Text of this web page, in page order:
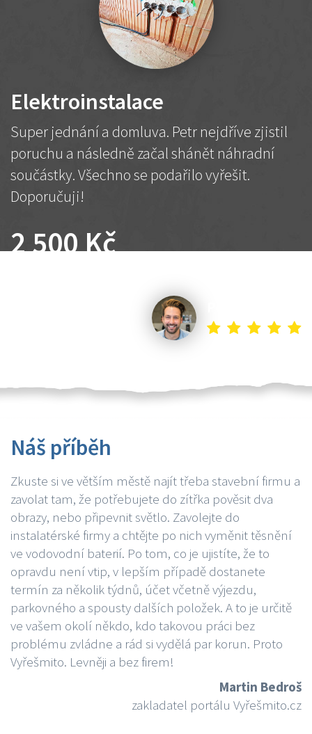
Elektroinstalace
Super jednání a domluva. Petr nejdříve zjistil
poruchu a následně začal shánět náhradní
součástky. Všechno se podařilo vyřešit.
Doporučuji!
2 500 Kč
Náš příběh
Zkuste si ve větším městě najít třeba stavební firmu a
zavolat tam, že potřebujete do zítřka pověsit dva
obrazy, nebo připevnit světlo. Zavolejte do
instalatérské firmy a chtějte po nich vyměnit těsnění
ve vodovodní baterií. Po tom, co je ujistíte, že to
opravdu není vtip, v lepším případě dostanete
termín za několik týdnů, účet včetně výjezdu,
parkovného a spousty dalších položek. A to je určitě
ve vašem okolí někdo, kdo takovou práci bez
problému zvládne a rád si vydělá par korun. Proto
Vyřešmito. Levněji a bez firem!
Martin Bedroš
zakladatel portálu Vyřešmito.cz